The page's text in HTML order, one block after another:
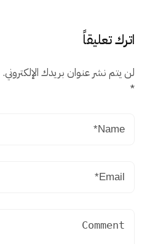
اترك تعليقاً
لن يتم نشر عنوان بريدك الإلكتروني.
*